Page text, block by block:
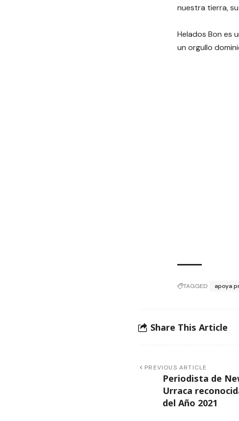
nuestra tierra,
Helados Bon es
un orgullo
TAGGED: apoya
Share This Article
PREVIOUS ARTICLE
Periodista de
Urraca
del Año 2021